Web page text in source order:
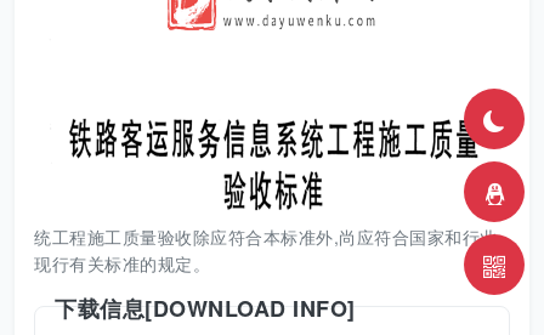
统工程施工质量验收除应符合本标准外,尚应符合国家和行业
现行有关标准的规定。
下载信息[DOWNLOAD INFO]